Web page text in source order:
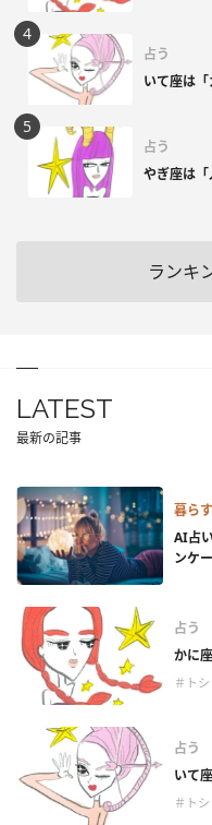
占う
いて座は「
占う
やぎ座は「
ランキ
LATEST
最新の記事
暮らす
AI占
ンケ
占う
かに
＃ト
占う
いて
＃ト